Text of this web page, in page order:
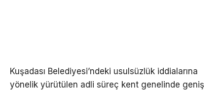
Kuşadası Belediyesi’ndeki usulsüzlük iddialarına
yönelik yürütülen adli süreç kent genelinde geniş